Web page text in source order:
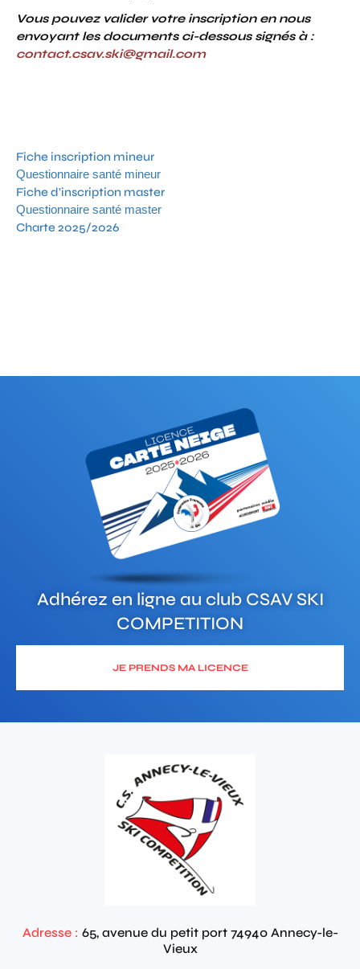
Vous pouvez valider votre inscription en nous
envoyant les documents ci-dessous signés à :
contact.csav.ski@gmail.com
Fiche inscription mineur
Questionnaire santé mineur
Fiche d'inscription master
Questionnaire santé master
Charte 2025/2026
Adhérez en ligne au club CSAV SKI
COMPETITION
JE PRENDS MA LICENCE
Adresse : 65, avenue du petit port 74940 Annecy-le-
Vieux